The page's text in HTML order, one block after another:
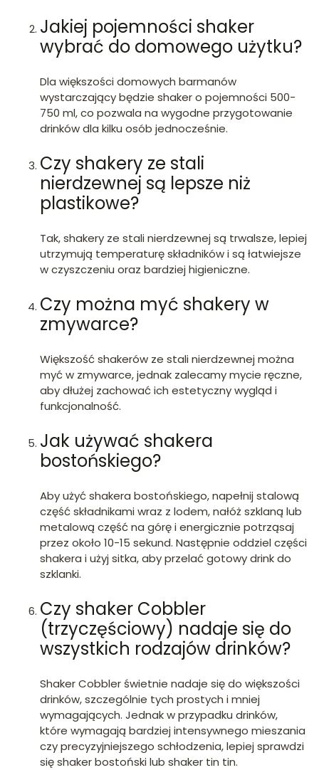
Jakiej pojemności shaker
wybrać do domowego użytku?
Dla większości domowych barmanów
wystarczający będzie shaker o pojemności 500-
750 ml, co pozwala na wygodne przygotowanie
drinków dla kilku osób jednocześnie.
Czy shakery ze stali
nierdzewnej są lepsze niż
plastikowe?
Tak, shakery ze stali nierdzewnej są trwalsze, lepiej
utrzymują temperaturę składników i są łatwiejsze
w czyszczeniu oraz bardziej higieniczne.
Czy można myć shakery w
zmywarce?
Większość shakerów ze stali nierdzewnej można
myć w zmywarce, jednak zalecamy mycie ręczne,
aby dłużej zachować ich estetyczny wygląd i
funkcjonalność.
Jak używać shakera
bostońskiego?
Aby użyć shakera bostońskiego, napełnij stalową
część składnikami wraz z lodem, nałóż szklaną lub
metalową część na górę i energicznie potrząsaj
przez około 10-15 sekund. Następnie oddziel części
shakera i użyj sitka, aby przelać gotowy drink do
szklanki.
Czy shaker Cobbler
(trzyczęściowy) nadaje się do
wszystkich rodzajów drinków?
Shaker Cobbler świetnie nadaje się do większości
drinków, szczególnie tych prostych i mniej
wymagających. Jednak w przypadku drinków,
które wymagają bardziej intensywnego mieszania
czy precyzyjniejszego schłodzenia, lepiej sprawdzi
się shaker bostoński lub shaker tin tin.